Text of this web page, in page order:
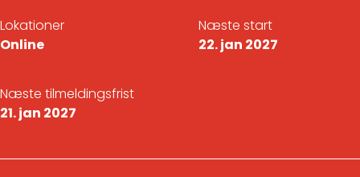
Næste start
22. jan 2027
Lokationer
Online
Næste tilmeldingsfrist
21. jan 2027